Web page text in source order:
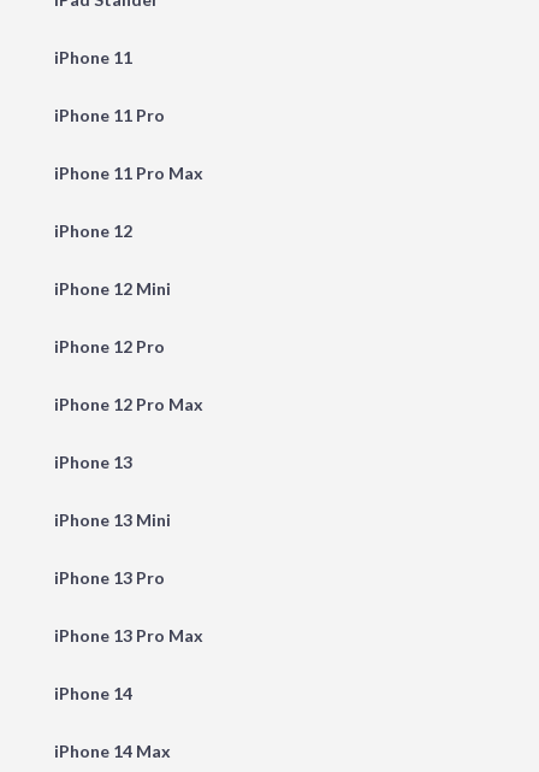
iPhone 11
iPhone 11 Pro
iPhone 11 Pro Max
iPhone 12
iPhone 12 Mini
iPhone 12 Pro
iPhone 12 Pro Max
iPhone 13
iPhone 13 Mini
iPhone 13 Pro
iPhone 13 Pro Max
iPhone 14
iPhone 14 Max